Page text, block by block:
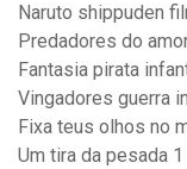
Naruto shippuden
Predadores do
Fantasia pirata
Vingadores guerra
Fixa teus olhos no
Um tira da pesada